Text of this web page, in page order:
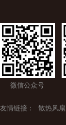
微信公众号
友情链接： 散热风